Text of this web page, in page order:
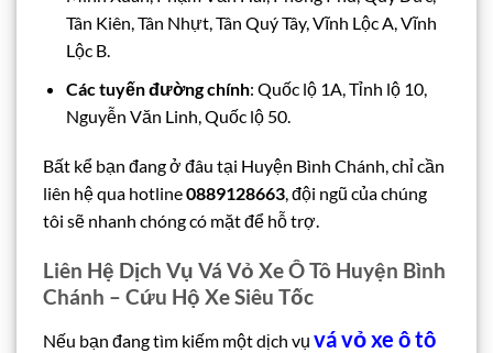
Tân Kiên, Tân Nhựt, Tân Quý Tây, Vĩnh Lộc A, Vĩnh
Lộc B.
Các tuyến đường chính: Quốc lộ 1A, Tỉnh lộ 10,
Nguyễn Văn Linh, Quốc lộ 50.
Bất kể bạn đang ở đâu tại Huyện Bình Chánh, chỉ cần
liên hệ qua hotline0889128663, đội ngũ của chúng
tôi sẽ nhanh chóng có mặt để hỗ trợ.
Liên Hệ Dịch Vụ Vá Vỏ Xe Ô Tô Huyện Bình
Chánh – Cứu Hộ Xe Siêu Tốc
Nếu bạn đang tìm kiếm một dịch vụ vá vỏ xe ô tô